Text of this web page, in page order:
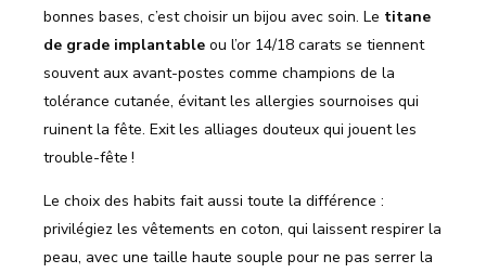
bonnes bases, c’est choisir un bijou avec soin. Le titane
de grade implantable ou l’or 14/18 carats se tiennent
souvent aux avant-postes comme champions de la
tolérance cutanée, évitant les allergies sournoises qui
ruinent la fête. Exit les alliages douteux qui jouent les
trouble-fête !
Le choix des habits fait aussi toute la différence :
privilégiez les vêtements en coton, qui laissent respirer la
peau, avec une taille haute souple pour ne pas serrer la